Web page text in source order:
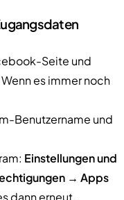
Seite und
es immer noch
Benutzername und
Einstellungen und
→ Apps
dann erneut.